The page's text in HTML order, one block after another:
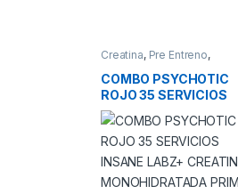
Creatina, Pre Entreno,
Promociones y Combos!
COMBO PSYCHOTIC
ROJO 35 SERVICIOS
INSANE LABZ+
CREATINA
MONOHIDRATADA
PRIME 100 SERVICIOS
RUM NUTRITION